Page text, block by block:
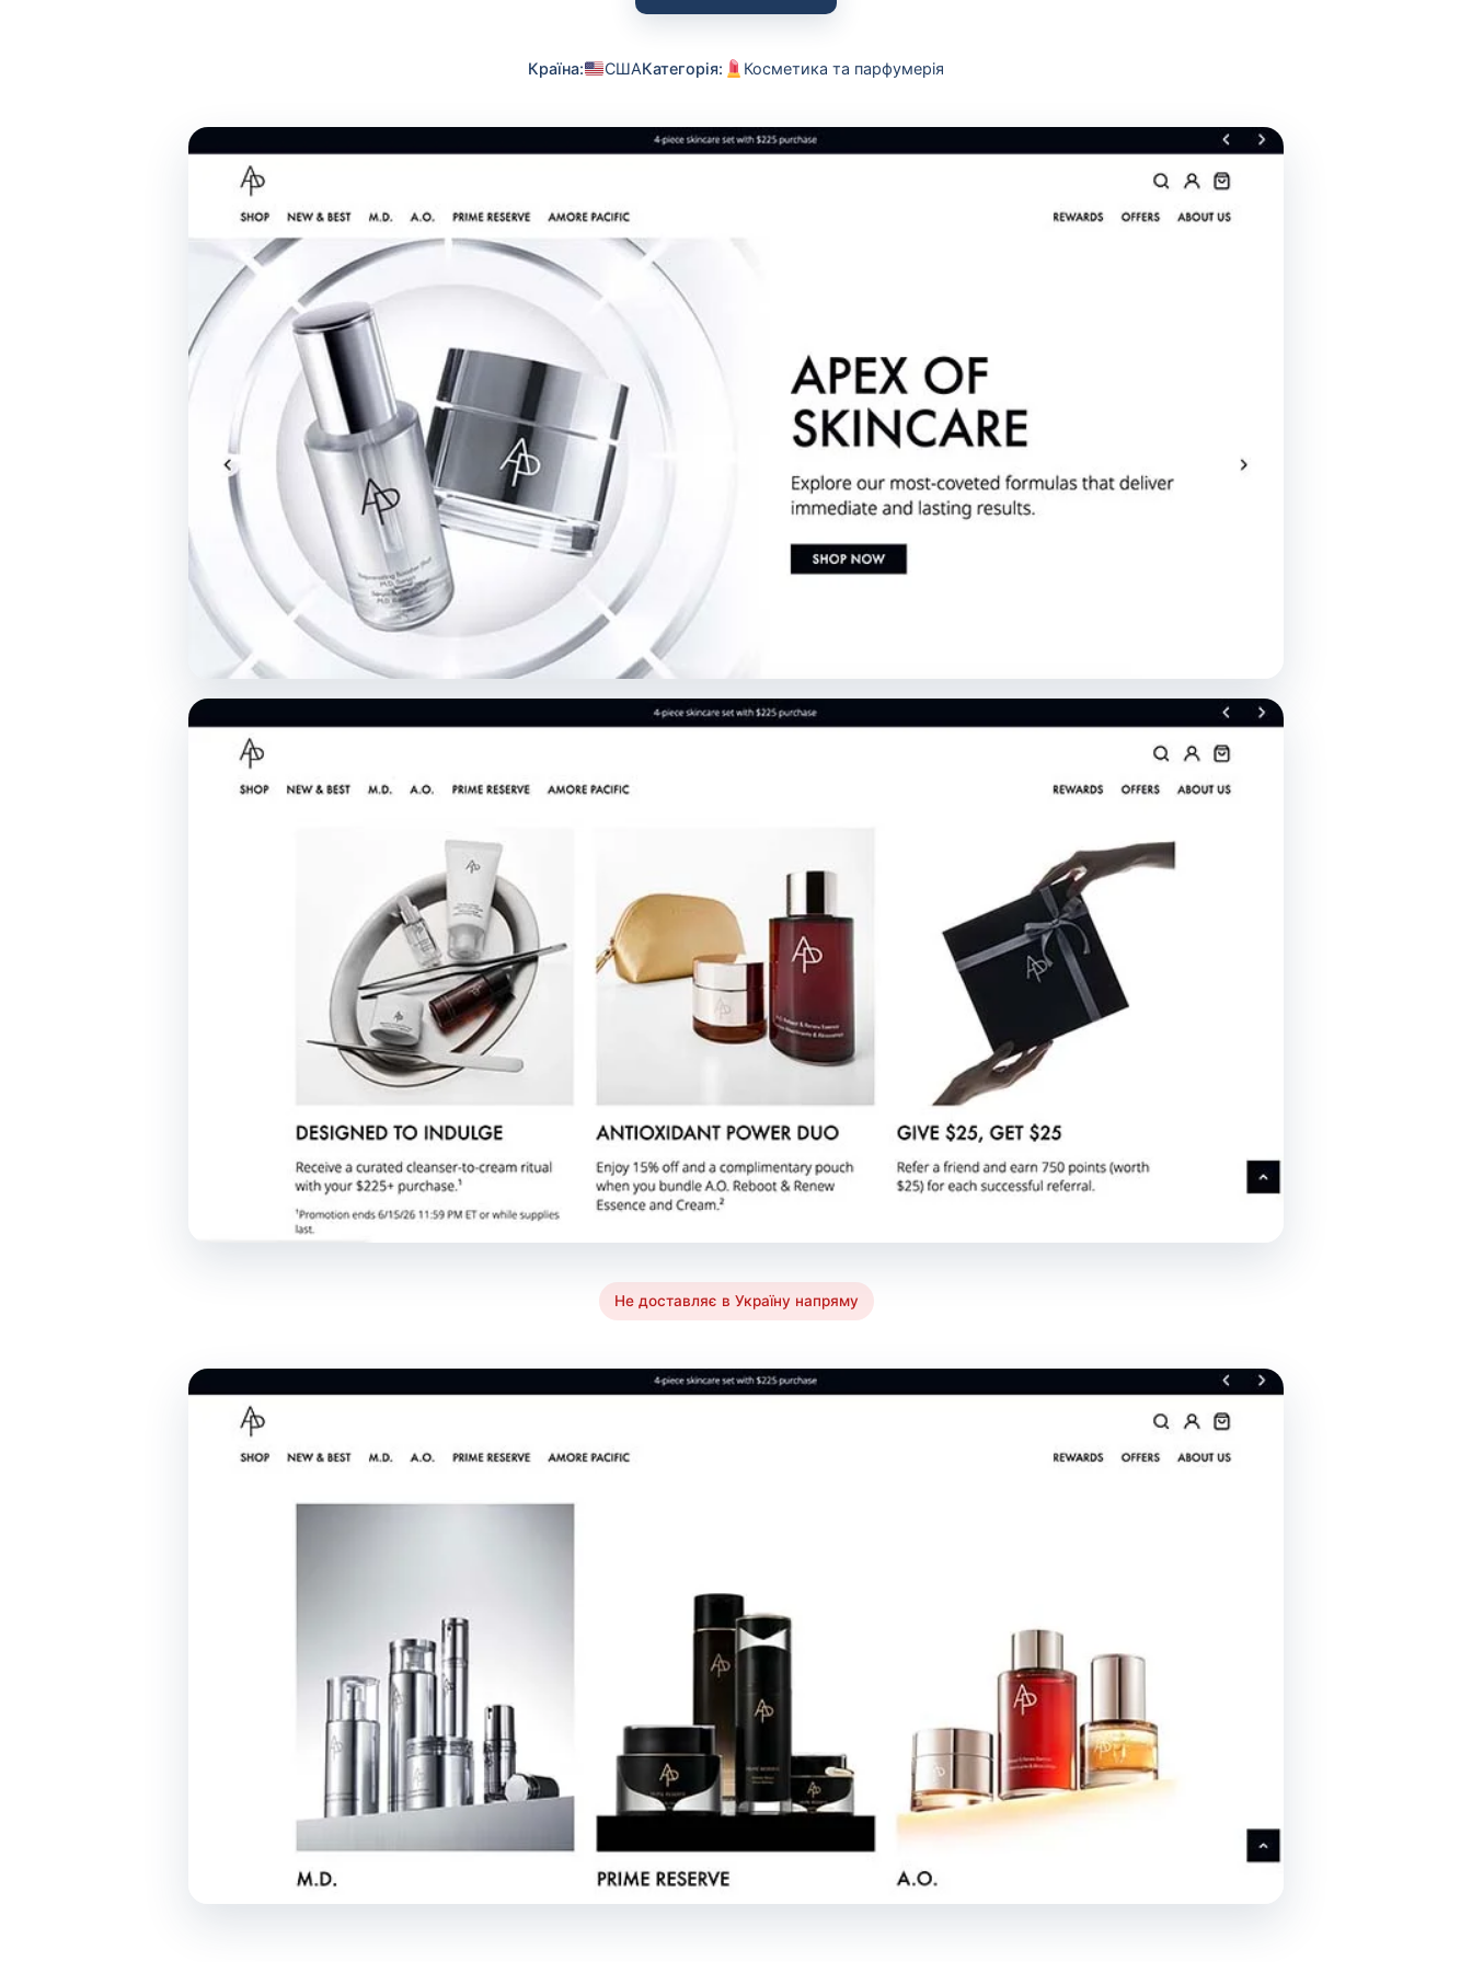
Країна: СШАКатегорія: Косметика та парфумерія
Не доставляє в Україну напряму